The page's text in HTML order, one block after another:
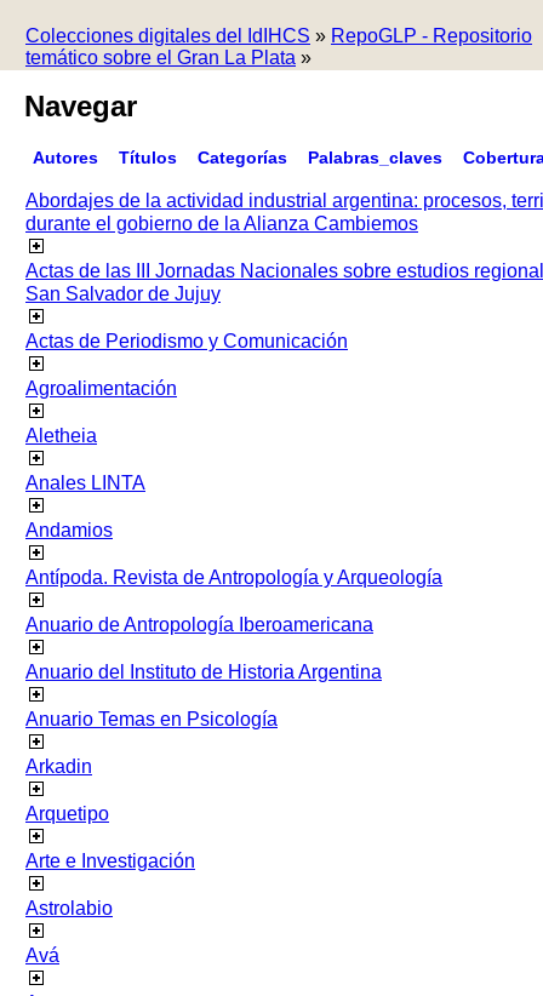
Colecciones digitales del IdIHCS » RepoGLP - Repositorio
temático sobre el Gran La Plata »
Navegar
Autores Títulos Categorías Palabras_claves
Abordajes de la actividad industrial argentina: procesos,
durante el gobierno de la Alianza Cambiemos
Actas de las III Jornadas Nacionales sobre estudios
San Salvador de Jujuy
Actas de Periodismo y Comunicación
Agroalimentación
Aletheia
Anales LINTA
Andamios
Antípoda. Revista de Antropología y Arqueología
Anuario de Antropología Iberoamericana
Anuario del Instituto de Historia Argentina
Anuario Temas en Psicología
Arkadin
Arquetipo
Arte e Investigación
Astrolabio
Avá